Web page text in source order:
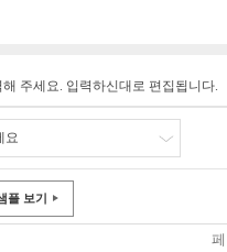
주세요. 입력하신대로 편집됩니다.
요
플 보기